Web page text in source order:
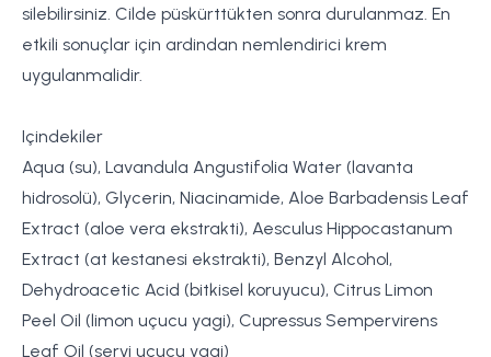
silebilirsiniz. Cilde püskürttükten sonra durulanmaz. En
etkili sonuçlar için ardindan nemlendirici krem
uygulanmalidir.
Içindekiler
Aqua (su), Lavandula Angustifolia Water (lavanta
hidrosolü), Glycerin, Niacinamide, Aloe Barbadensis Leaf
Extract (aloe vera ekstrakti), Aesculus Hippocastanum
Extract (at kestanesi ekstrakti), Benzyl Alcohol,
Dehydroacetic Acid (bitkisel koruyucu), Citrus Limon
Peel Oil (limon uçucu yagi), Cupressus Sempervirens
Leaf Oil (servi uçucu yagi)